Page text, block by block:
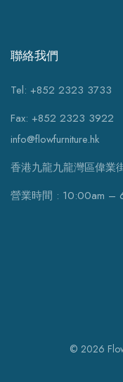
聯絡我們
Tel: +852 2323 3733
Fax: +852 2323 3922
info@flowfurniture.hk
香港九龍九龍灣區偉業
營業時間 : 10:00am –
© 2026